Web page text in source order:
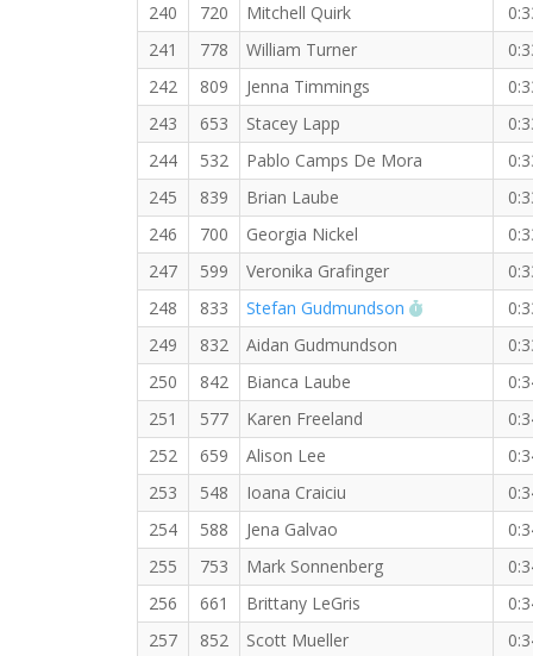
240
720 Mitchell Quirk
241
778 William Turner
242
809 Jenna Timmings
243
653 Stacey Lapp
244
532 Pablo Camps De Mora
245
839 Brian Laube
246
700 Georgia Nickel
247
599 Veronika Grafinger
248
833 Stefan Gudmundson RW PB for
249
832 Aidan Gudmundson
250
842 Bianca Laube
251
577 Karen Freeland
252
659 Alison Lee
253
548 Ioana Craiciu
254
588 Jena Galvao
255
753 Mark Sonnenberg
256
661 Brittany LeGris
257
852 Scott Mueller